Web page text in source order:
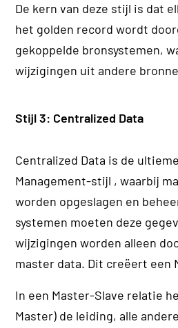
De kern van deze stijl is dat
het golden record wordt
gekoppelde bronsystemen,
wijzigingen uit andere
Stijl 3: Centralized Data
Centralized Data is de
Management-stijl , waarbij
worden opgeslagen en
systemen moeten deze
wijzigingen worden alleen
master data. Dit creëert een
In een Master-Slave relatie
Master) de leiding, alle